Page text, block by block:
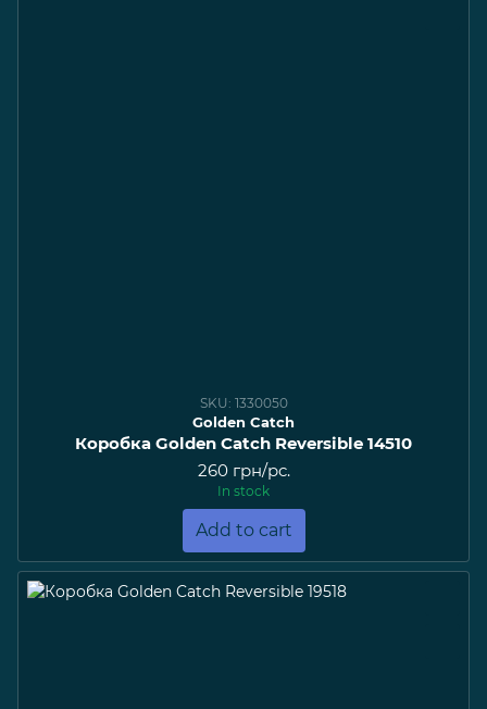
SKU: 1330050
Golden Catch
Коробка Golden Catch Reversible 14510
260 грн/pc.
In stock
Add to cart